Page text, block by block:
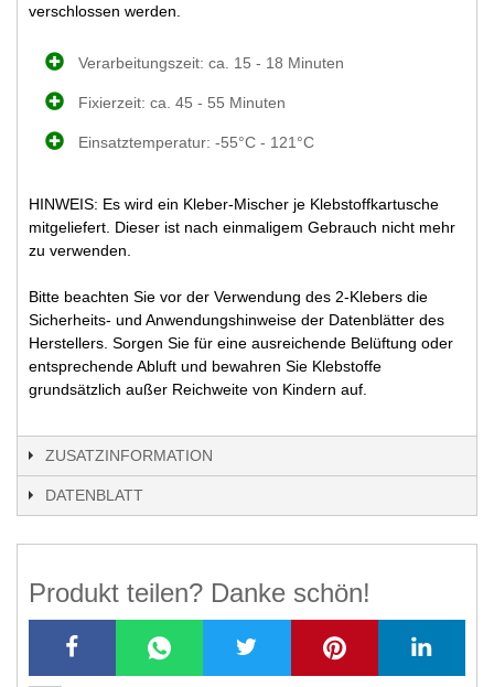
verschlossen werden.
Verarbeitungszeit: ca. 15 - 18 Minuten
Fixierzeit: ca. 45 - 55 Minuten
Einsatztemperatur: -55°C - 121°C
HINWEIS: Es wird ein Kleber-Mischer je Klebstoffkartusche
mitgeliefert. Dieser ist nach einmaligem Gebrauch nicht mehr
zu verwenden.
Bitte beachten Sie vor der Verwendung des 2-Klebers die
Sicherheits- und Anwendungshinweise der Datenblätter des
Herstellers. Sorgen Sie für eine ausreichende Belüftung oder
entsprechende Abluft und bewahren Sie Klebstoffe
grundsätzlich außer Reichweite von Kindern auf.
ZUSATZINFORMATION
DATENBLATT
Produkt teilen? Danke schön!